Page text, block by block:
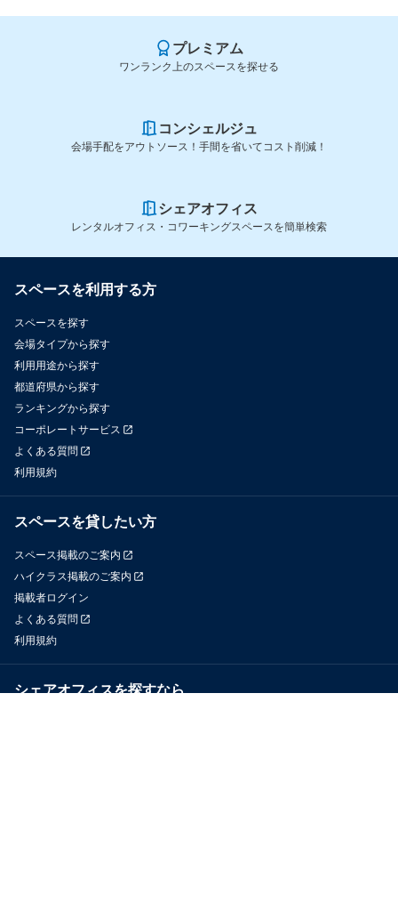
プレミアム
ワンランク上のスペースを探せる
コンシェルジュ
会場手配をアウトソース！手間を省いてコスト削減！
シェアオフィス
レンタルオフィス・コワーキングスペースを簡単検索
スペースを利用する方
スペースを探す
会場タイプから探す
利用用途から探す
都道府県から探す
ランキングから探す
コーポレートサービス
よくある質問
利用規約
スペースを貸したい方
スペース掲載のご案内
ハイクラス掲載のご案内
掲載者ログイン
よくある質問
利用規約
シェアオフィスを探すなら